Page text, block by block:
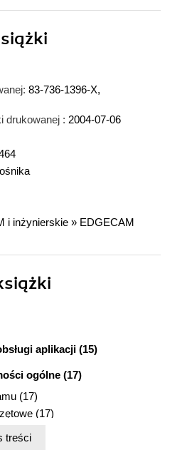
83-736-1396-X,
drukowanej : 2004-07-06
i inżynierskie » EDGECAM
aplikacji (15)
ogólne (17)
(17)
(17)
(18)
treści